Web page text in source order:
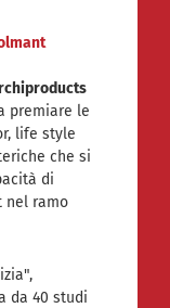
premiare le
life style
che si
di
nel ramo
da 40 studi